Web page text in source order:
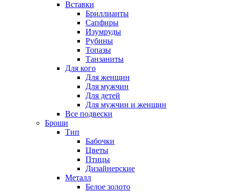
Вставки
Бриллианты
Сапфиры
Изумруды
Рубины
Топазы
Танзаниты
Для кого
Для женщин
Для мужчин
Для детей
Для мужчин и женщин
Все подвески
Броши
Тип
Бабочки
Цветы
Птицы
Дизайнерские
Металл
Белое золото